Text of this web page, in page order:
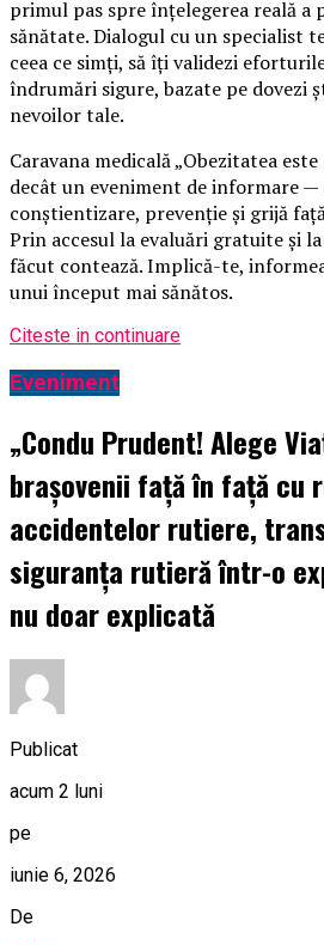
primul pas spre înțelegerea reală a
sănătate. Dialogul cu un specialist
ceea ce simți, să îți validezi
îndrumări sigure, bazate pe dovezi
nevoilor tale.
Caravana medicală „Obezitatea
decât un eveniment de informare
conștientizare, prevenție și grijă
Prin accesul la evaluări gratuite și
făcut contează. Implică-te,
unui început mai sănătos.
Citeste in continuare
Eveniment
„Condu Prudent! Alege
brașovenii față în față cu
accidentelor rutiere,
siguranța rutieră într-o
nu doar explicată
Publicat
acum 2 luni
pe
iunie 6, 2026
De